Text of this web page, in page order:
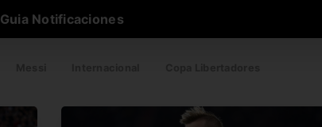
Guia Notificaciones